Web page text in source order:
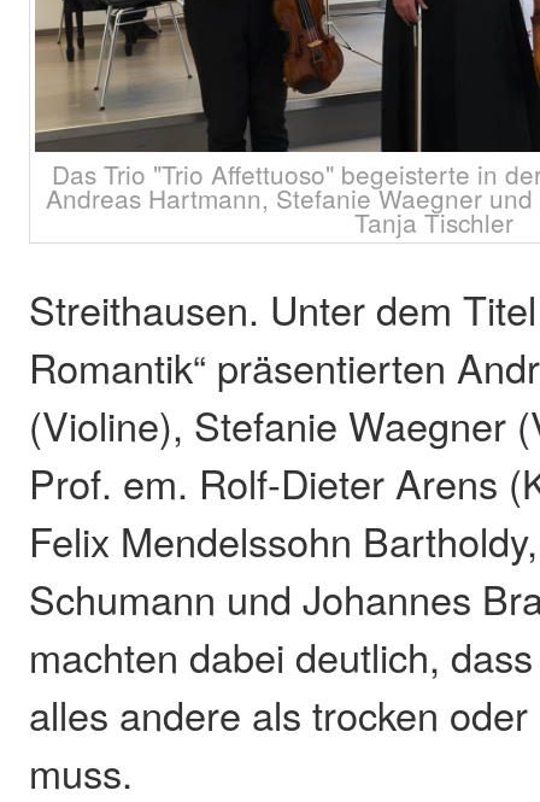
Das Trio "Trio Affettuoso" begeisterte in
Andreas Hartmann, Stefanie Waegner
Tanja Tischler
Streithausen. Unter dem
Romantik“ präsentierten
(Violine), Stefanie Waegner
Prof. em. Rolf-Dieter Arens
Felix Mendelssohn
Schumann und Johannes
machten dabei deutlich,
alles andere als trocken
muss.